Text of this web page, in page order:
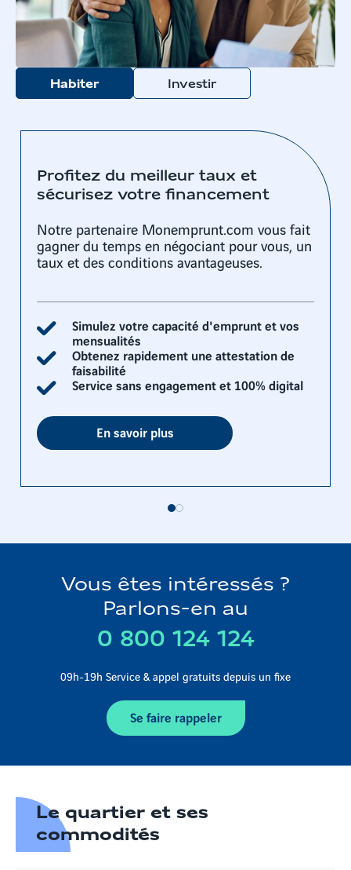
Habiter Investir
Profitez du meilleur taux et
sécurisez votre financement
Notre partenaire Monemprunt.com vous fait
gagner du temps en négociant pour vous, un
taux et des conditions avantageuses.
Simulez votre capacité d'emprunt et vos
mensualités
Obtenez rapidement une attestation de
faisabilité
Service sans engagement et 100% digital
En savoir plus
Vous êtes intéressés ?
Parlons-en au
0 800 124 124
09h-19h Service & appel gratuits depuis un fixe
Se faire rappeler
Le quartier et ses
commodités